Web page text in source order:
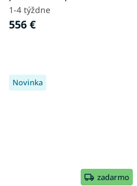
biela
1-4 týždne
556 €
Novinka
zadarmo